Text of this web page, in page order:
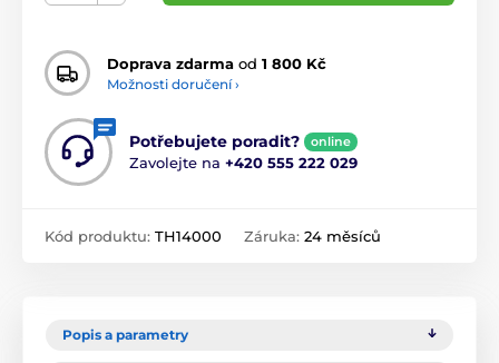
Doprava zdarma od 1 800 Kč
Možnosti doručení ›
Potřebujete poradit? online
Zavolejte na +420 555 222 029
Kód produktu: TH14000 Záruka: 24 měsíců
Popis a parametry